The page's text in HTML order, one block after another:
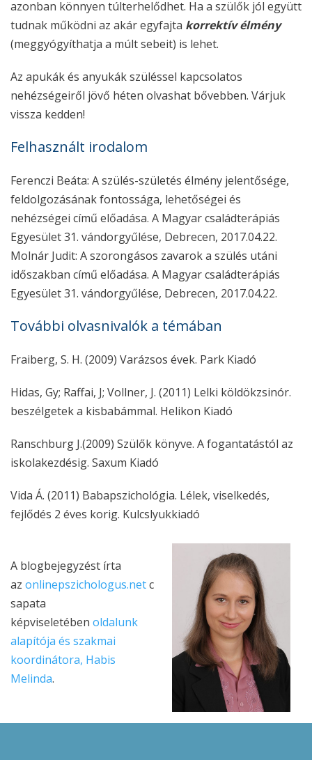
azonban könnyen túlterhelődhet. Ha a szülők jól együtt
tudnak működni az akár egyfajta korrektív élmény
(meggyógyíthatja a múlt sebeit) is lehet.
Az apukák és anyukák szüléssel kapcsolatos
nehézségeiről jövő héten olvashat bővebben. Várjuk
vissza kedden!
Felhasznált irodalom
Ferenczi Beáta: A szülés-születés élmény jelentősége,
feldolgozásának fontossága, lehetőségei és
nehézségei című előadása. A Magyar családterápiás
Egyesület 31. vándorgyűlése, Debrecen, 2017.04.22.
Molnár Judit: A szorongásos zavarok a szülés utáni
időszakban című előadása. A Magyar családterápiás
Egyesület 31. vándorgyűlése, Debrecen, 2017.04.22.
További olvasnivalók a témában
Fraiberg, S. H. (2009) Varázsos évek. Park Kiadó
Hidas, Gy; Raffai, J; Vollner, J. (2011) Lelki köldökzsinór.
beszélgetek a kisbabámmal. Helikon Kiadó
Ranschburg J.(2009) Szülők könyve. A fogantatástól az
iskolakezdésig. Saxum Kiadó
Vida Á. (2011) Babapszichológia. Lélek, viselkedés,
fejlődés 2 éves korig. Kulcslyukkiadó
A blogbejegyzést írta
az onlinepszichologus.netc
sapata
képviseletében oldalunk
alapítója és szakmai
koordinátora, Habis
Melinda.